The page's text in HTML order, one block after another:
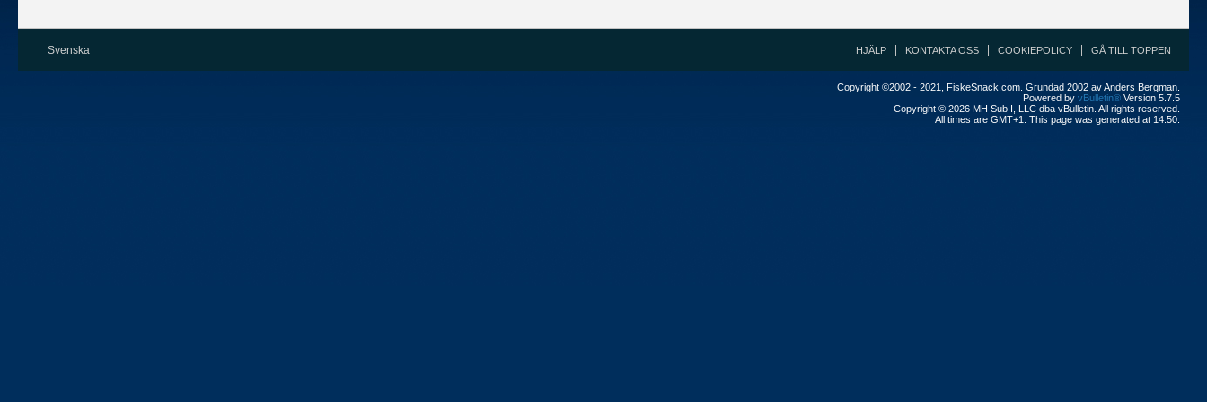
Svenska HJÄLP KONTAKTA OSS COOKIEPOLICY GÅ TILL TOPPEN
Copyright ©2002 - 2021, FiskeSnack.com. Grundad 2002 av Anders Bergman.
Powered by vBulletin® Version 5.7.5
Copyright © 2026 MH Sub I, LLC dba vBulletin. All rights reserved.
All times are GMT+1. This page was generated at 14:50.